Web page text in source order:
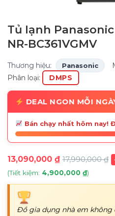
Tủ lạnh
NR-BC361VGMV
Thương hiệu: Panasonic
Phân loại: DMPS
DEAL NGON MỖI
Bán chạy nhất hôm nay!
13,090,000 ₫ 17,990,000₫
(Tiết kiệm: 4,900,000 ₫)
Đồ gia dụng nhà em không